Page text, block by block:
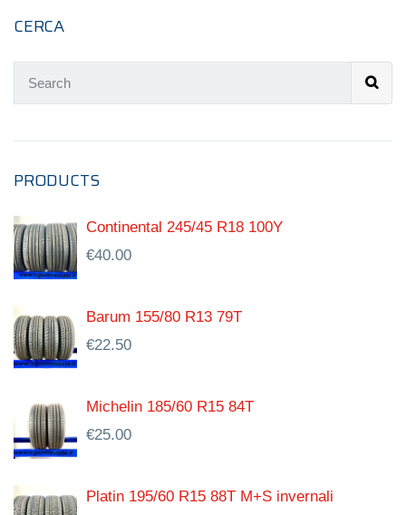
CERCA
PRODUCTS
Continental 245/45 R18 100Y
€40.00
Barum 155/80 R13 79T
€22.50
Michelin 185/60 R15 84T
€25.00
Platin 195/60 R15 88T M+S invernali